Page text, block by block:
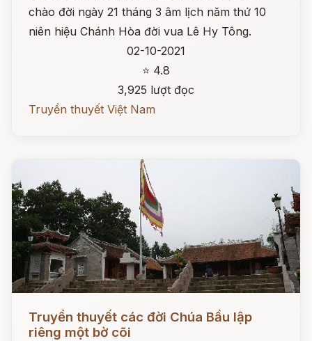
chào đời ngày 21 tháng 3 âm lịch năm thứ 10
niên hiệu Chánh Hòa đời vua Lê Hy Tông.
02-10-2021
⭐ 4.8
3,925 lượt đọc
Truyền thuyết Việt Nam
Đọc ngay
Truyền thuyết các đời Chúa Bầu lập
riêng một bờ cõi